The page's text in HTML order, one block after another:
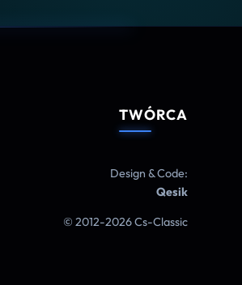
TWÓRCA
Design & Code:
Qesik
© 2012-2026 Cs-Classic